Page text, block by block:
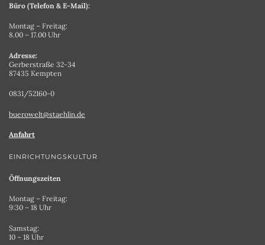
Büro (Telefon & E-Mail):
Montag – Freitag:
8.00 – 17.00 Uhr
Adresse:
Gerberstraße 32-34
87435 Kempten
0831/52160-0
buerowelt@staehlin.de
Anfahrt
EINRICHTUNGSKULTUR
Öffnungszeiten
Montag – Freitag:
9:30 – 18 Uhr
Samstag:
10 – 18 Uhr